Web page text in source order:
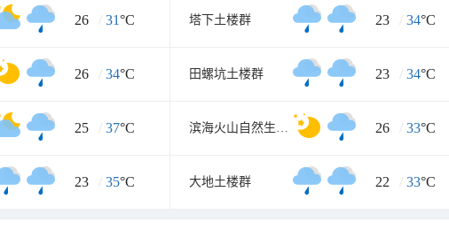
26 / 31°C 塔下土楼群 23 / 34°C
26 / 34°C 田螺坑土楼群 23 / 34°C
25 / 37°C 滨海火山自然生态风景旅游区 26 / 33°C
23 / 35°C 大地土楼群 22 / 33°C